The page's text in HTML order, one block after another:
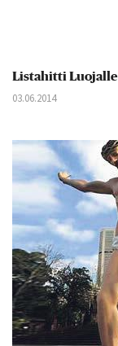
Listahitti Luojalle
03.06.2014